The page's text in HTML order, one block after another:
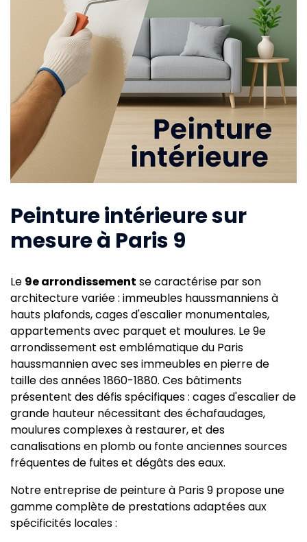
Peinture intérieure sur
mesure à Paris 9
Le 9e arrondissement se caractérise par son
architecture variée : immeubles haussmanniens à
hauts plafonds, cages d'escalier monumentales,
appartements avec parquet et moulures. Le 9e
arrondissement est emblématique du Paris
haussmannien avec ses immeubles en pierre de
taille des années 1860-1880. Ces bâtiments
présentent des défis spécifiques : cages d'escalier de
grande hauteur nécessitant des échafaudages,
moulures complexes à restaurer, et des
canalisations en plomb ou fonte anciennes sources
fréquentes de fuites et dégâts des eaux.
Notre entreprise de peinture à Paris 9 propose une
gamme complète de prestations adaptées aux
spécificités locales :